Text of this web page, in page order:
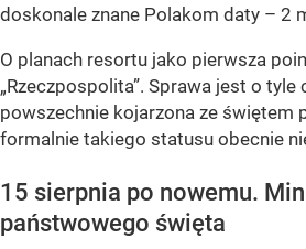
doskonale znane Polakom daty – 2
O planach resortu jako pierwsza
„Rzeczpospolita”. Sprawa jest o tyle
powszechnie kojarzona ze świętem
formalnie takiego statusu obecnie
15 sierpnia po nowemu.
państwowego święta